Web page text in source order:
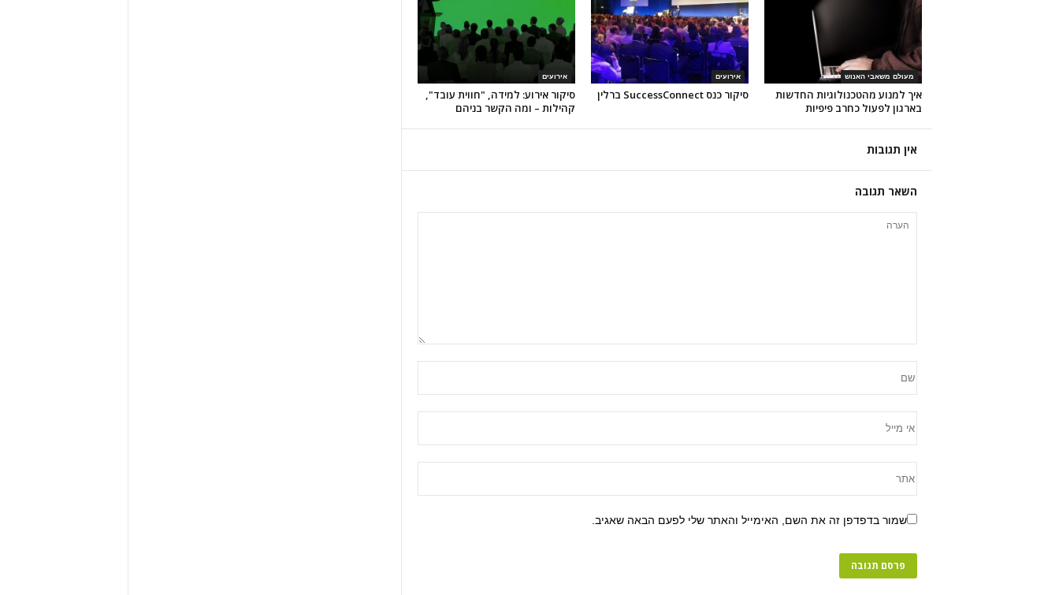
אירועים
סיקור אירוע: למידה, "חווית עובד",
קהילות – ומה הקשר בניהם
אירועים
סיקור כנס SuccessConnect ברלין
מעולם משאבי האנוש
איך למנוע מהטכנולוגיות החדשות
בארגון לפעול כחרב פיפיות
אין תגובות
השאר תגובה
שמור בדפדפן זה את השם, האימייל והאתר שלי לפעם הבאה שאגיב.